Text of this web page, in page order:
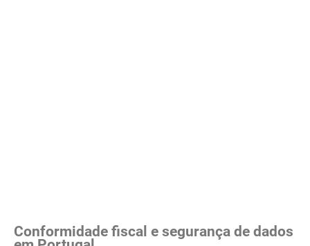
Conformidade fiscal e segurança de dados